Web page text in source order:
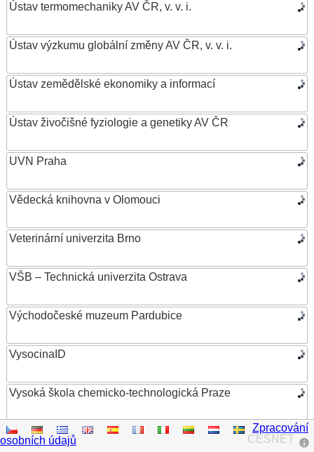
Ústav termomechaniky AV ČR, v. v. i.
Ústav výzkumu globální změny AV ČR, v. v. i.
Ústav zemědělské ekonomiky a informací
Ústav živočišné fyziologie a genetiky AV ČR
UVN Praha
Vědecká knihovna v Olomouci
Veterinární univerzita Brno
VŠB – Technická univerzita Ostrava
Východočeské muzeum Pardubice
VysocinaID
Vysoká škola chemicko-technologická Praze
Vysoká škola ekonomická v Praze
CESNET
Zpracování
osobních údajů